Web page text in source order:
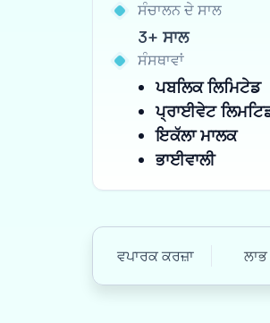
ਸੰਚਾਲਨ ਦੇ ਸਾਲ
3+ ਸਾਲ
ਸੰਸਥਾਵਾਂ
ਪਬਲਿਕ ਲਿਮਿਟੇਡ
ਪ੍ਰਾਈਵੇਟ
ਇਕੱਲਾ ਮਾਲਕ
ਭਾਈਵਾਲੀ
ਵਪਾਰਕ ਕਰਜ਼ਾ ਲਾਭ